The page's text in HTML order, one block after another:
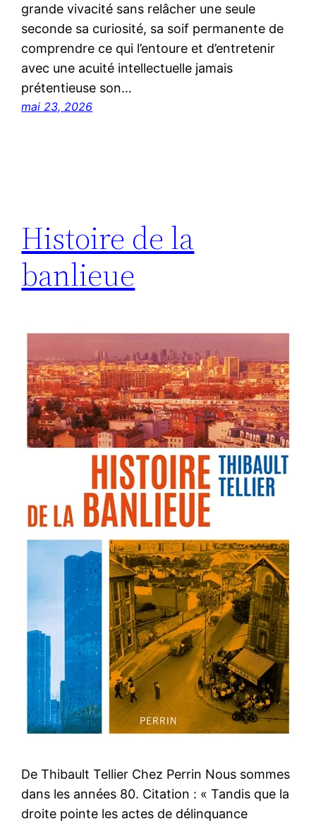
grande vivacité sans relâcher une seule
seconde sa curiosité, sa soif permanente de
comprendre ce qui l’entoure et d’entretenir
avec une acuité intellectuelle jamais
prétentieuse son…
mai 23, 2026
Histoire de la
banlieue
De Thibault Tellier Chez Perrin Nous sommes
dans les années 80. Citation : « Tandis que la
droite pointe les actes de délinquance